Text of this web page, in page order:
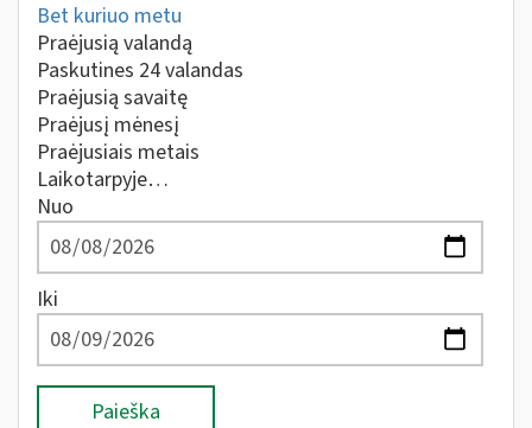
Bet kuriuo metu
Praėjusią valandą
Paskutines 24 valandas
Praėjusią savaitę
Praėjusį mėnesį
Praėjusiais metais
Laikotarpyje…
Nuo
Iki
Paieška